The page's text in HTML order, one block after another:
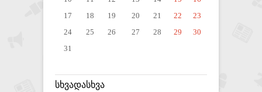
17
18 19 20 21 22
23
24
25 26 27 28 29
30
31
ᲡᲮᲕᲐᲓᲐᲡᲮᲕᲐ